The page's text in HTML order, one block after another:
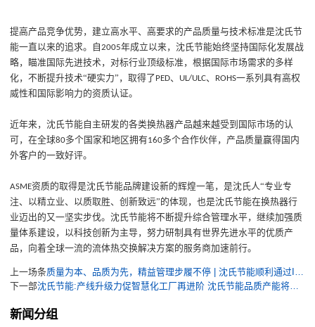
提高产品竞争优势，建立高水平、高要求的产品质量与技术标准是沈氏节
能一直以来的追求。 自2005年成立以来，沈氏节能始终坚持国际化发展战
略， 瞄准国际先进技术，对标行业顶级标准，根据国际市场需求的多样
化，不断提升技术“硬实力”，取得了 PED、 UL/ULC、 ROHS一系列具有高权
威性和国际影响力的资质认证。
近年来，沈氏节能 自主研发的各类换热器产品越来越受到 国际市场的认
可，在全球80多个国家和地区拥有160多个合作伙伴，产品质量赢得国内
外客户的一致好评。
ASME资质的取得是沈氏节能品牌建设新的辉煌一笔 ，是沈氏人“专业专
注、以精立业、以质取胜、创新致远”的体现，也是沈氏节能在换热器行
业迈出的 又一坚实步伐。沈氏节能将不断提升综合管理水平，继续加强质
量体系建设，以科技创新为主导，努力研制具有世界先进水平的优质产
品，
向着全球一流的流体热交换解决方案的服务商加速前行。
上一场条
下一部
新闻分组